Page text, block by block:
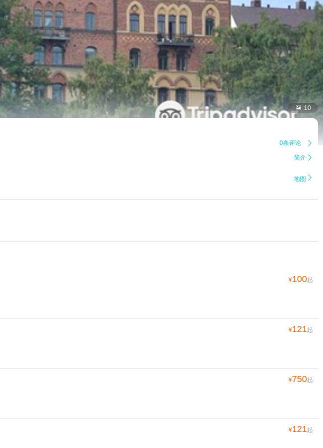
 10
0条评论 
简介 
地图 
¥100起
¥121起
¥750起
¥121起